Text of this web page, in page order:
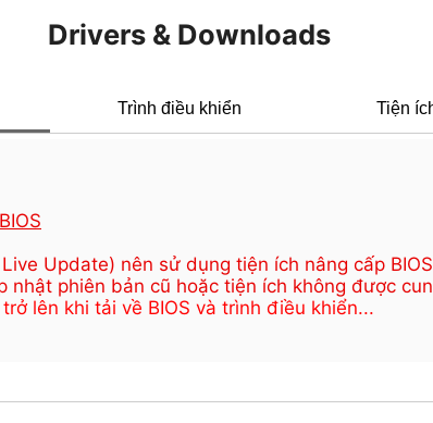
Drivers & Downloads
Trình điều khiển Tiện
Update) nên sử dụng tiện ích nâng cấp
phiên bản cũ hoặc tiện ích không được
lên khi tải về BIOS và trình điều khiển...